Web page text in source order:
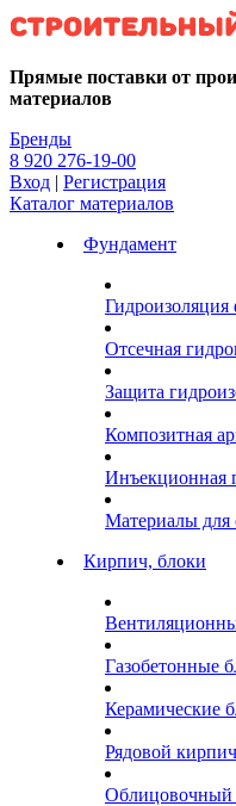
Kg
Прямые поставки от
материалов
Бренды
8 920 276-19-00
Вход | Регистрация
Каталог материалов
Фундамент
Гидроизоляция
Отсечная
Защита
Композитная
Инъекционная
Материалы для
Кирпич, блоки
Газобетонные
Керамические
Рядовой кирпич
Облицовочный